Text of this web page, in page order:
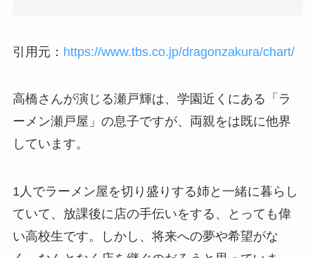
引用元： https://www.tbs.co.jp/dragonzakura/chart/
高橋さんが演じる瀬戸輝は、学園近くにある「ラ
ーメン瀬戸屋」の息子ですが、両親をは既に他界
しています。
1人でラーメン屋を切り盛りする姉と一緒に暮らし
ていて、放課後に店の手伝いをする、とっても偉
い高校生です。しかし、将来への夢や希望がな